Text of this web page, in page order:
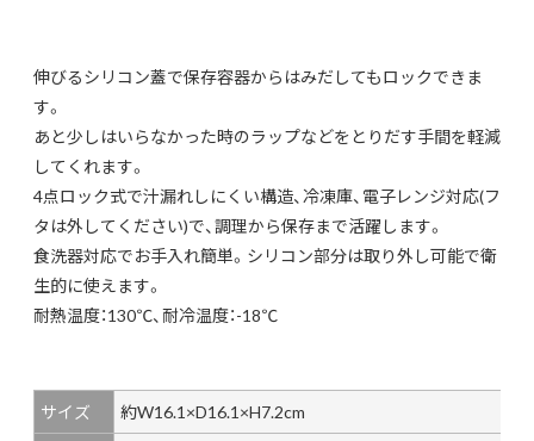
伸びるシリコン蓋で保存容器からはみだしてもロックできま
す。
あと少しはいらなかった時のラップなどをとりだす手間を軽減
してくれます。
4点ロック式で汁漏れしにくい構造、冷凍庫、電子レンジ対応(フ
タは外してください)で、調理から保存まで活躍します。
食洗器対応でお手入れ簡単。シリコン部分は取り外し可能で衛
生的に使えます。
耐熱温度：130℃、耐冷温度：-18℃
サイズ
約W16.1×D16.1×H7.2cm